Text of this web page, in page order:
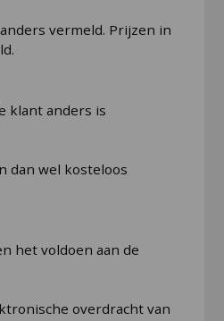
vermeld. Prijzen in
klant anders is
dan wel kosteloos
het voldoen aan de
overdracht van